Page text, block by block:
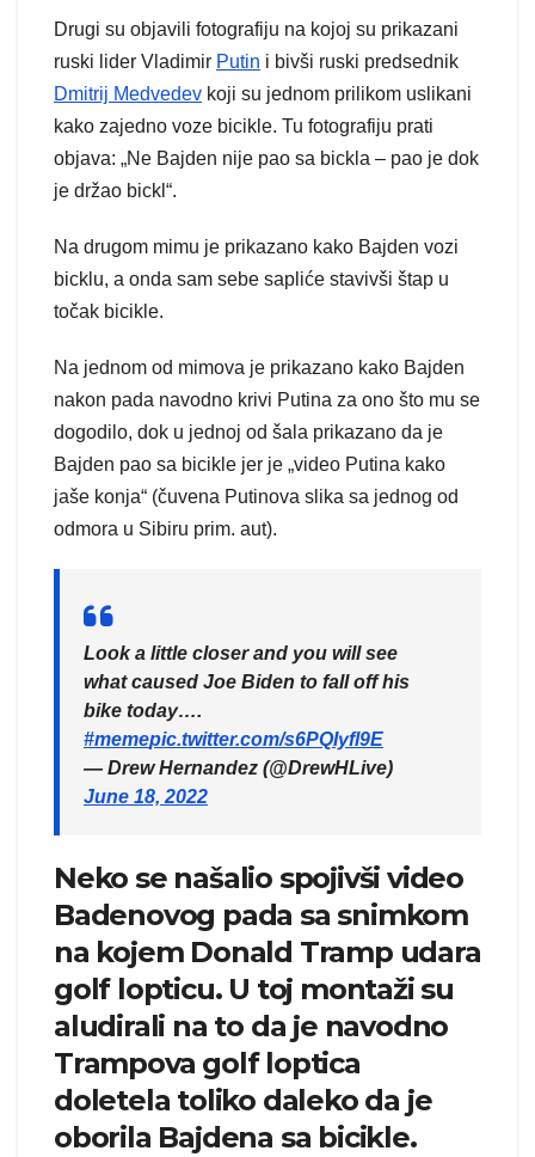
Drugi su objavili fotografiju na kojoj su prikazani
ruski lider Vladimir Putin i bivši ruski predsednik
Dmitrij Medvedev koji su jednom prilikom uslikani
kako zajedno voze bicikle. Tu fotografiju prati
objava: „Ne Bajden nije pao sa bickla – pao je dok
je držao bickl“.
Na drugom mimu je prikazano kako Bajden vozi
bicklu, a onda sam sebe sapliće stavivši štap u
točak bicikle.
Na jednom od mimova je prikazano kako Bajden
nakon pada navodno krivi Putina za ono što mu se
dogodilo, dok u jednoj od šala prikazano da je
Bajden pao sa bicikle jer je „video Putina kako
jaše konja“ (čuvena Putinova slika sa jednog od
odmora u Sibiru prim. aut).
Look a little closer and you will see
what caused Joe Biden to fall off his
bike today….
#memepic.twitter.com/s6PQIyfl9E
— Drew Hernandez (@DrewHLive)
June 18, 2022
Neko se našalio spojivši video
Badenovog pada sa snimkom
na kojem Donald Tramp udara
golf lopticu. U toj montaži su
aludirali na to da je navodno
Trampova golf loptica
doletela toliko daleko da je
oborila Bajdena sa bicikle.